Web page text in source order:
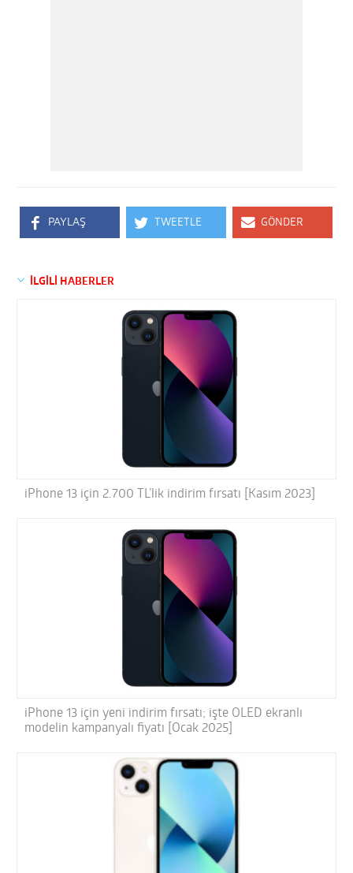
PAYLAŞ TWEETLE GÖNDER
İLGİLİ HABERLER
iPhone 13 için 2.700 TL’lik indirim fırsatı [Kasım 2023]
iPhone 13 için yeni indirim fırsatı; işte OLED ekranlı
modelin kampanyalı fiyatı [Ocak 2025]